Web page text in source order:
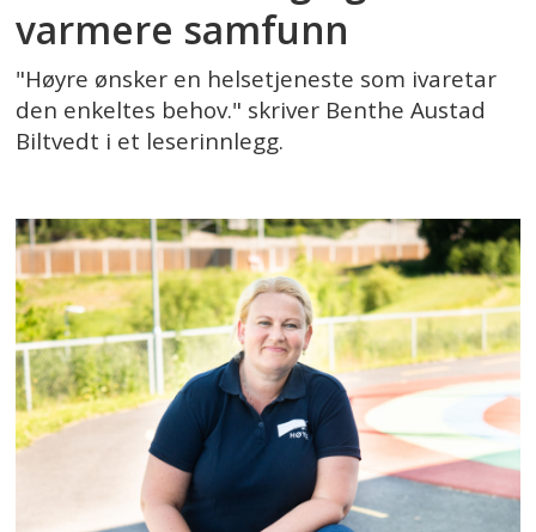
varmere samfunn
"Høyre ønsker en helsetjeneste som ivaretar
den enkeltes behov." skriver Benthe Austad
Biltvedt i et leserinnlegg.